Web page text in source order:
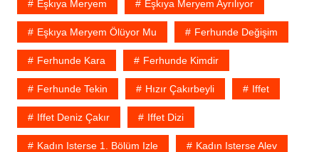
Eşkıya Meryem Eşkıya Meryem Ayrılıyor
Eşkıya Meryem Ölüyor Mu Ferhunde Değişim
Ferhunde Kara Ferhunde Kimdir
Ferhunde Tekin Hızır Çakırbeyli Iffet
Iffet Deniz Çakır Iffet Dizi
Kadın Isterse 1. Bölüm Izle Kadın Isterse Alev